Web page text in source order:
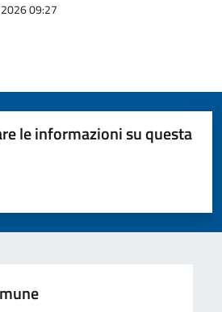
09:27
le informazioni su questa
5 stelle su 5
su 5
su 5